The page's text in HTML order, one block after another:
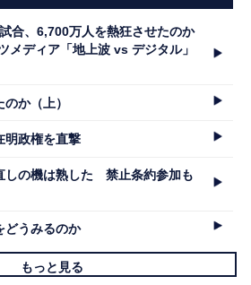
合、6,700万人を熱狂させたのか
メディア「地上波 vs デジタル」
か（上）
明政権を直撃
しの機は熟した 禁止条約参加も
どうみるのか
もっと見る